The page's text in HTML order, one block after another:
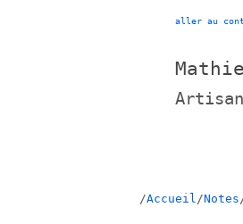
aller au
Accueil Notes